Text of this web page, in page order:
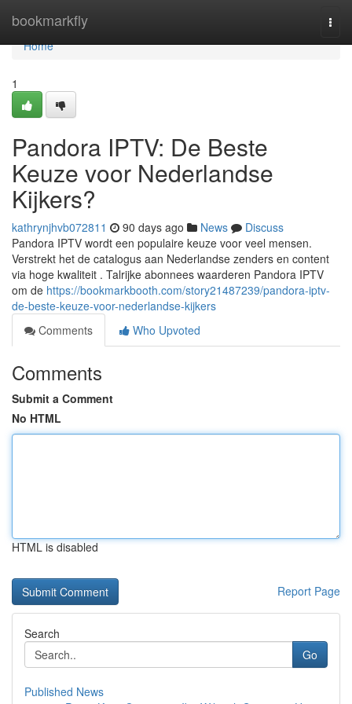
bookmarkfly
Home
Home
1
Pandora IPTV: De Beste
Keuze voor Nederlandse
Kijkers?
kathrynjhvb072811 90 days ago News
Discuss
Pandora IPTV wordt een populaire keuze voor veel mensen.
Verstrekt het de catalogus aan Nederlandse zenders en content
via hoge kwaliteit . Talrijke abonnees waarderen Pandora IPTV
om de https://bookmarkbooth.com/story21487239/pandora-iptv-
de-beste-keuze-voor-nederlandse-kijkers
Comments
Who Upvoted
Comments
Submit a Comment
No HTML
HTML is disabled
Report Page
Search
Go
Published News